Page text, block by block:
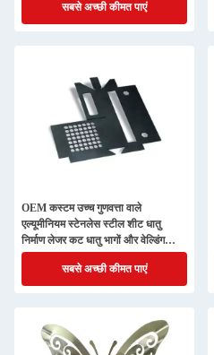
सबसे अच्छी कीमत पाएं
OEM कस्टम उच्च गुणवत्ता वाले
एल्यूमीनियम स्टेनलेस स्टील शीट धातु
निर्माण लेजर कट धातु भागों और वेल्डिंग
सेवाएं
सबसे अच्छी कीमत पाएं